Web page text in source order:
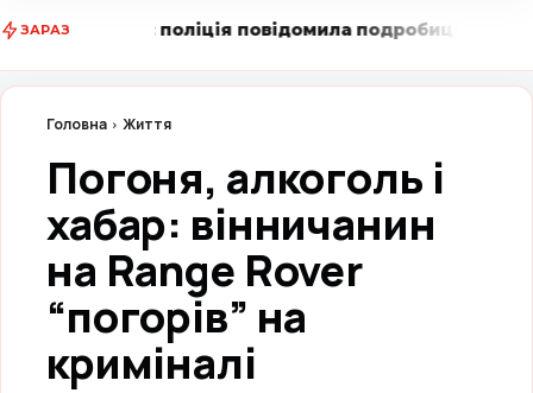
ЗАРАЗ
повідомила подробиці трьох аварій • Вінниця
Головна Життя
Погоня, алкоголь і
хабар: вінничанин
на Range Rover
“погорів” на
криміналі